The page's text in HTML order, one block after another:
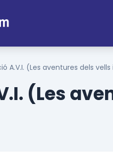
A.V.I. (Les aventures dels
(Les